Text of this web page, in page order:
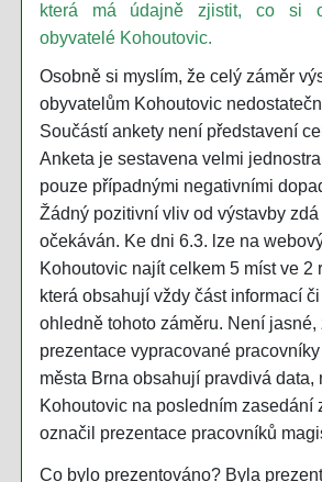
která má údajně zjistit, co si
obyvatelé Kohoutovic.
Osobně si myslím, že celý záměr
obyvatelům Kohoutovic
Součástí ankety není představení
Anketa je sestavena velmi
pouze případnými negativními
Žádný pozitivní vliv od výstavby
očekáván. Ke dni 6.3. lze na
Kohoutovic najít celkem 5 míst ve 2
která obsahují vždy část informací
ohledně tohoto záměru. Není
prezentace vypracované
města Brna obsahují pravdivá data,
Kohoutovic na posledním zasedání
označil prezentace pracovníků
Co bylo prezentováno? Byla